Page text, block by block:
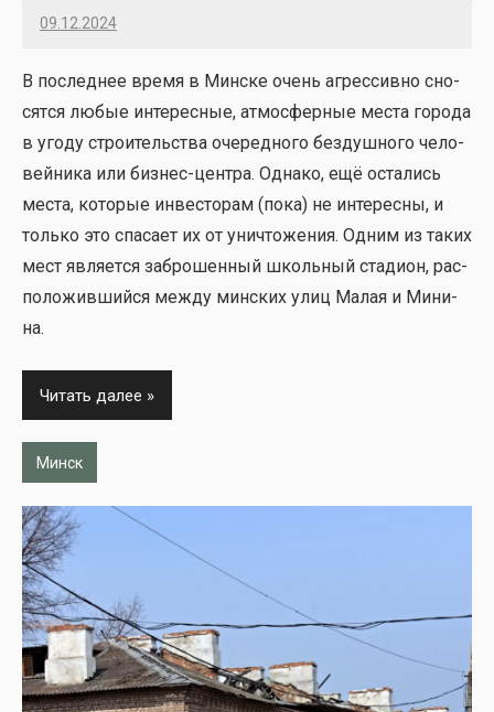
09.12.2024
22
В послед­нее вре­мя в Мин­ске очень агрес­сив­но сно­
сят­ся любые инте­рес­ные, атмо­сфер­ные места горо­да
в уго­ду стро­и­тель­ства оче­ред­но­го без­душ­но­го чело­
вей­ни­ка или биз­нес-цен­тра. Одна­ко, ещё оста­лись
места, кото­рые инве­сто­рам (пока) не инте­рес­ны, и
толь­ко это спа­са­ет их от уни­что­же­ния. Одним из таких
мест явля­ет­ся забро­шен­ный школь­ный ста­ди­он, рас­
по­ло­жив­ший­ся меж­ду мин­ских улиц Малая и Мини­
на.
Читать далее
Минск